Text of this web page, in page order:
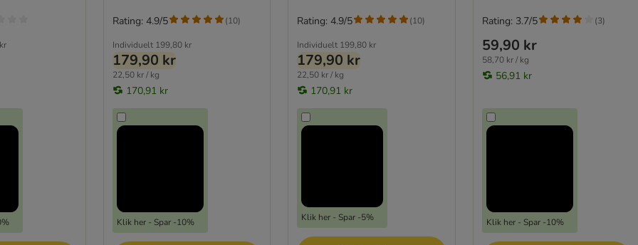
Individuelt 199,80 kr
179,90 kr
22,50 kr / kg
170,91 kr
Klik her - Spar -10%
Rating: 4.9/5 (10)
Individuelt 199,80 kr
179,90 kr
22,50 kr / kg
170,91 kr
Klik her - Spar -5%
Rating: 4.9/5 (10)
59,90 kr
58,70 kr / kg
56,91 kr
Klik her - Spar -10%
Rating: 3.7/5 (3)